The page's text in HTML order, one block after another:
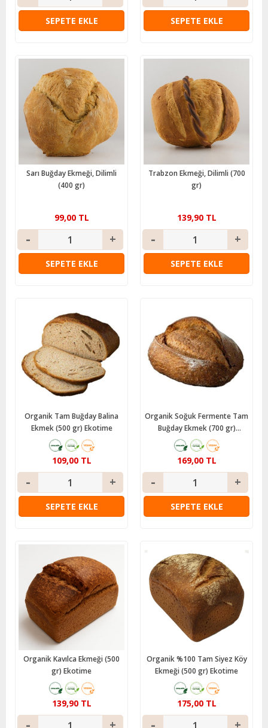
SEPETE EKLE SEPETE EKLE
Sarı Buğday Ekmeği, Dilimli
(400 gr)
99,00 TL
SEPETE EKLE
Trabzon Ekmeği, Dilimli (700
gr)
139,90 TL
SEPETE EKLE
Organik Tam Buğday Balina
Ekmek (500 gr) Ekotime
109,00 TL
SEPETE EKLE
Organik Soğuk Fermente Tam
Buğday Ekmek (700 gr)
Ekotime
169,00 TL
SEPETE EKLE
Organik Kavılca Ekmeği (500
gr) Ekotime
139,90 TL
Organik %100 Tam Siyez Köy
Ekmeği (500 gr) Ekotime
175,00 TL